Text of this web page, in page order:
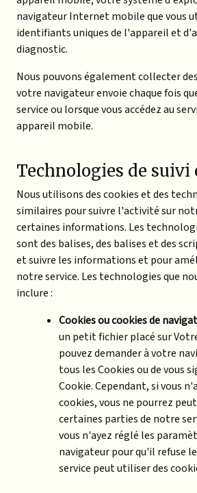
navigateur Internet mobile que vous
identifiants uniques de l'appareil et
diagnostic.
Nous pouvons également collecter
votre navigateur envoie chaque fois
service ou lorsque vous accédez au
appareil mobile.
Technologies de suivi
Nous utilisons des cookies et des
similaires pour suivre l'activité sur
certaines informations. Les
sont des balises, des balises et des
et suivre les informations et pour
notre service. Les technologies que
inclure :
Cookies ou cookies de
un petit fichier placé sur
pouvez demander à votre
tous les Cookies ou de vous
Cookie. Cependant, si vous
cookies, vous ne pourrez
certaines parties de notre
vous n'ayez réglé les
navigateur pour qu'il refuse
service peut utiliser des